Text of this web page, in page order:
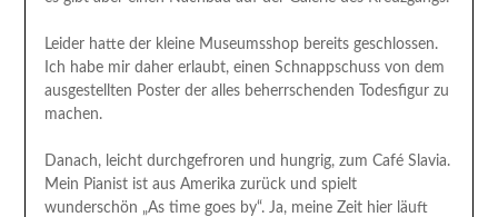
Leider hatte der kleine Museumsshop bereits geschlossen.
Ich habe mir daher erlaubt, einen Schnappschuss von dem
ausgestellten Poster der alles beherrschenden Todesfigur zu
machen.
Danach, leicht durchgefroren und hungrig, zum Café Slavia.
Mein Pianist ist aus Amerika zurück und spielt
wunderschön „As time goes by“. Ja, meine Zeit hier läuft